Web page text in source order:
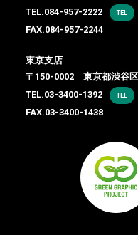
TEL.084-957-2222 TEL
FAX.084-957-2244
東京支店
〒150-0002 東京都渋谷
TEL.03-3400-1392 TEL
FAX.03-3400-1438